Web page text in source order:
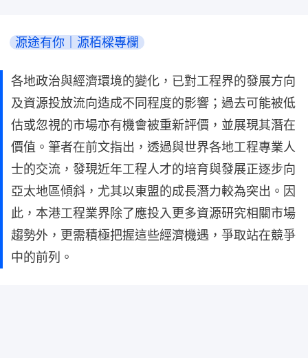
源途有你｜源栢樑專欄
各地政治與經濟環境的變化，已對工程界的發展方向
及資源投放流向造成不同程度的影響；過去可能被低
估或忽視的市場亦有機會被重新評價，並展現其潛在
價值。筆者在前文指出，透過與世界各地工程專業人
士的交流，發現近年工程人才的培育與發展正逐步向
亞太地區傾斜，尤其以東盟的成長潛力較為突出。因
此，本港工程業界除了應投入更多資源研究相關市場
趨勢外，更需積極把握這些經濟機遇，爭取站在競爭
中的前列。